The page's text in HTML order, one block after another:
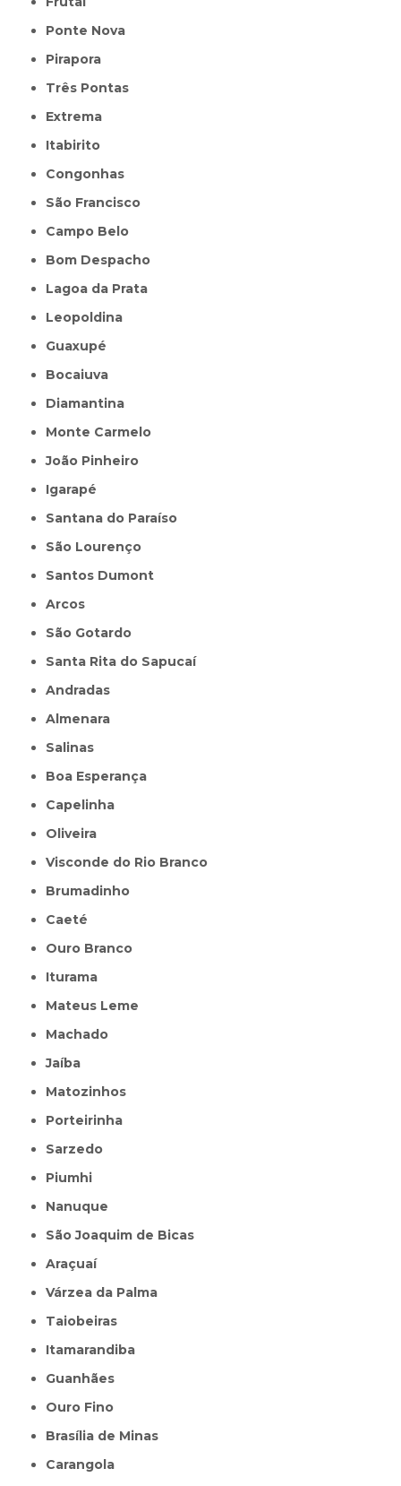
Ponte Nova
Pirapora
Três Pontas
Extrema
Itabirito
Congonhas
São Francisco
Campo Belo
Bom Despacho
Lagoa da Prata
Leopoldina
Guaxupé
Bocaiuva
Diamantina
Monte Carmelo
João Pinheiro
Igarapé
Santana do Paraíso
São Lourenço
Santos Dumont
Arcos
São Gotardo
Santa Rita do Sapucaí
Andradas
Almenara
Salinas
Boa Esperança
Capelinha
Oliveira
Visconde do Rio Branco
Brumadinho
Caeté
Ouro Branco
Iturama
Mateus Leme
Machado
Jaíba
Matozinhos
Porteirinha
Sarzedo
Piumhi
Nanuque
São Joaquim de Bicas
Araçuaí
Várzea da Palma
Taiobeiras
Itamarandiba
Guanhães
Ouro Fino
Brasília de Minas
Carangola